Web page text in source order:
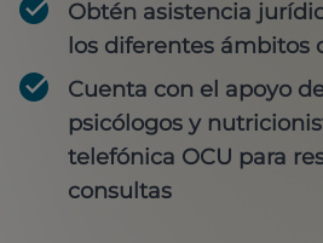
Obtén asistencia
los diferentes ámbitos
Cuenta con el apoyo
psicólogos y
telefónica OCU para
consultas